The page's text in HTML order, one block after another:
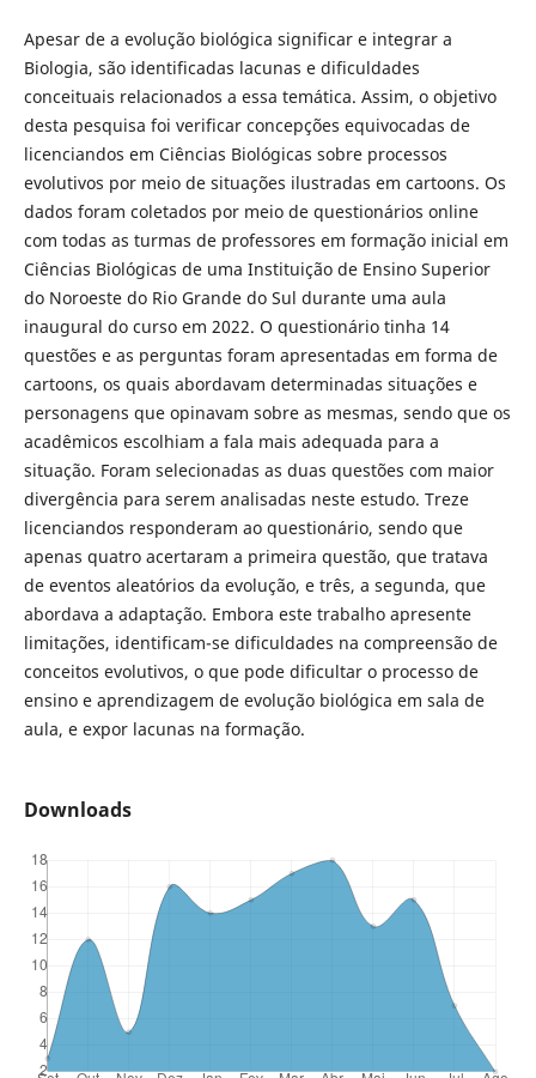
Apesar de a evolução biológica significar e integrar a
Biologia, são identificadas lacunas e dificuldades
conceituais relacionados a essa temática. Assim, o objetivo
desta pesquisa foi verificar concepções equivocadas de
licenciandos em Ciências Biológicas sobre processos
evolutivos por meio de situações ilustradas em cartoons. Os
dados foram coletados por meio de questionários online
com todas as turmas de professores em formação inicial em
Ciências Biológicas de uma Instituição de Ensino Superior
do Noroeste do Rio Grande do Sul durante uma aula
inaugural do curso em 2022. O questionário tinha 14
questões e as perguntas foram apresentadas em forma de
cartoons, os quais abordavam determinadas situações e
personagens que opinavam sobre as mesmas, sendo que os
acadêmicos escolhiam a fala mais adequada para a
situação. Foram selecionadas as duas questões com maior
divergência para serem analisadas neste estudo. Treze
licenciandos responderam ao questionário, sendo que
apenas quatro acertaram a primeira questão, que tratava
de eventos aleatórios da evolução, e três, a segunda, que
abordava a adaptação. Embora este trabalho apresente
limitações, identificam-se dificuldades na compreensão de
conceitos evolutivos, o que pode dificultar o processo de
ensino e aprendizagem de evolução biológica em sala de
aula, e expor lacunas na formação.
Downloads